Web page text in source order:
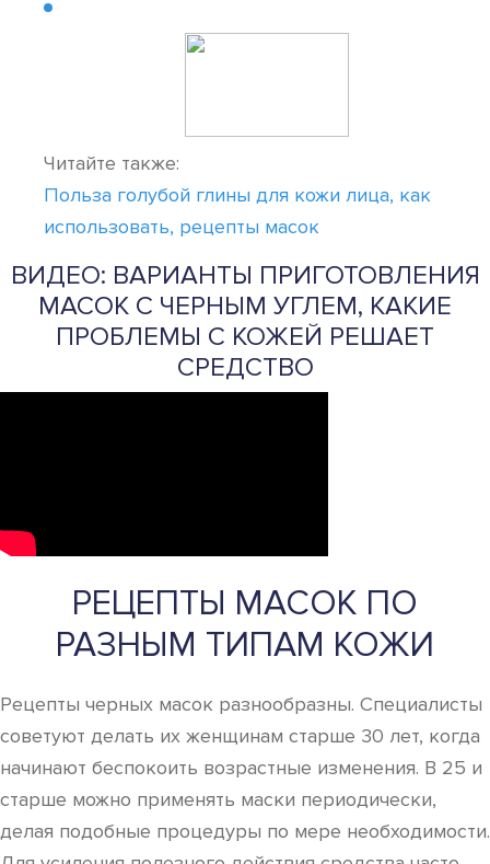
Читайте также:
Польза голубой глины для кожи лица, как
использовать, рецепты масок
ВИДЕО: ВАРИАНТЫ ПРИГОТОВЛЕНИЯ
МАСОК С ЧЕРНЫМ УГЛЕМ, КАКИЕ
ПРОБЛЕМЫ С КОЖЕЙ РЕШАЕТ
СРЕДСТВО
РЕЦЕПТЫ МАСОК ПО
РАЗНЫМ ТИПАМ КОЖИ
Рецепты черных масок разнообразны. Специалисты
советуют делать их женщинам старше 30 лет, когда
начинают беспокоить возрастные изменения. В 25 и
старше можно применять маски периодически,
делая подобные процедуры по мере необходимости.